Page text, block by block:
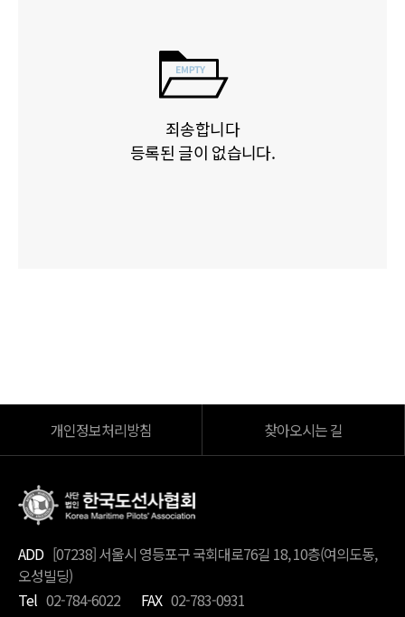
죄송합니다
등록된 글이 없습니다.
개인정보처리방침 찾아오시는 길
ADD [07238] 서울시 영등포구 국회대로76길 18, 10층(여의도동,
오성빌딩)
Tel 02-784-6022 FAX 02-783-0931